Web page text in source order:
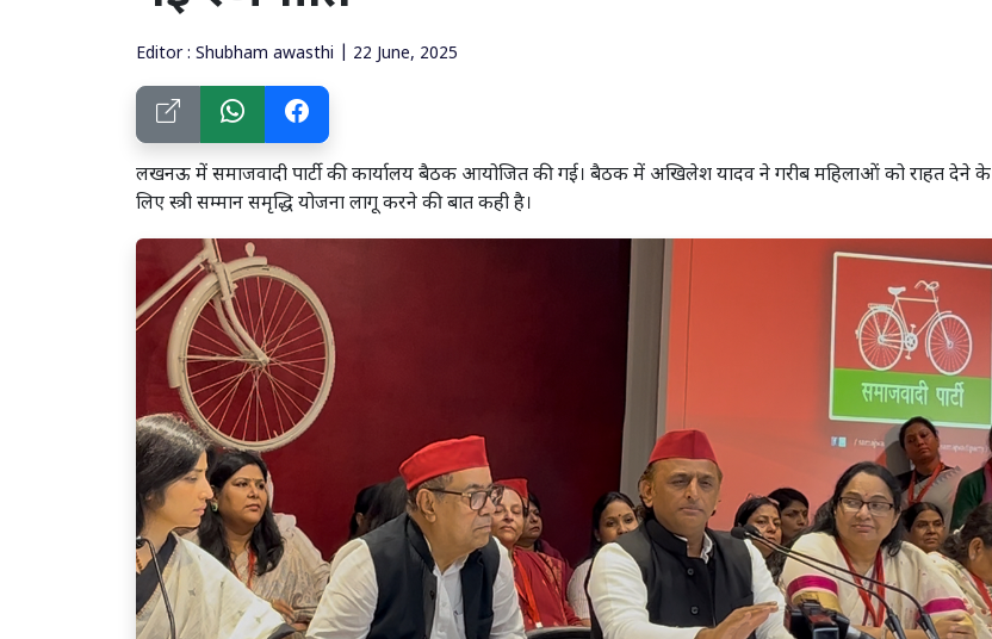
Editor : Shubham awasthi | 22 June, 2025
लखनऊ में समाजवादी पार्टी की कार्यालय बैठक आयोजित की गई। बैठक में अखिलेश यादव ने गरीब महिलाओं को राहत देने के
लिए स्त्री सम्मान समृद्धि योजना लागू करने की बात कही है।